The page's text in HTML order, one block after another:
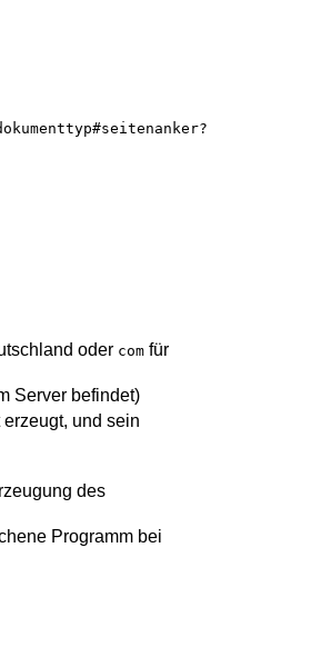
oder com für
Server befindet)
und sein
des
Programm bei